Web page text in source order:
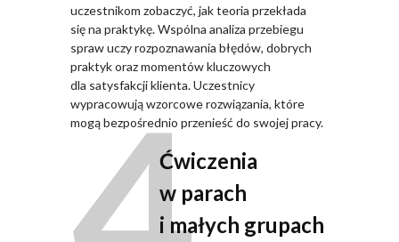
uczestnikom zobaczyć, jak teoria przekłada
się na praktykę. Wspólna analiza przebiegu
spraw uczy rozpoznawania błędów, dobrych
praktyk oraz momentów kluczowych
dla satysfakcji klienta. Uczestnicy
wypracowują wzorcowe rozwiązania, które
mogą bezpośrednio przenieść do swojej pracy.
Ćwiczenia
w parach
i małych grupach